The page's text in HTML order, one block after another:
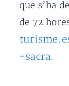
que s’ha
de 72
-sacra.